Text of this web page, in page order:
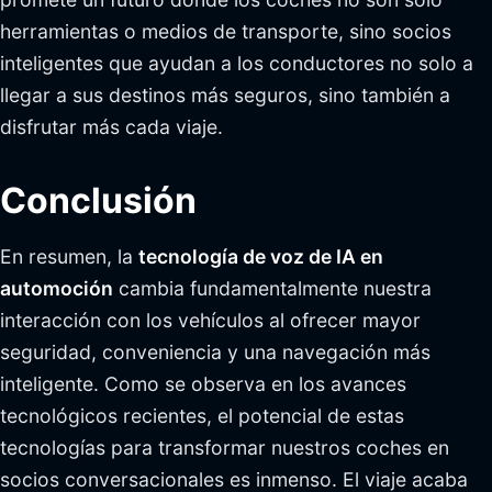
herramientas o medios de transporte, sino socios
inteligentes que ayudan a los conductores no solo a
llegar a sus destinos más seguros, sino también a
disfrutar más cada viaje.
Conclusión
En resumen, la tecnología de voz de IA en
automoción cambia fundamentalmente nuestra
interacción con los vehículos al ofrecer mayor
seguridad, conveniencia y una navegación más
inteligente. Como se observa en los avances
tecnológicos recientes, el potencial de estas
tecnologías para transformar nuestros coches en
socios conversacionales es inmenso. El viaje acaba